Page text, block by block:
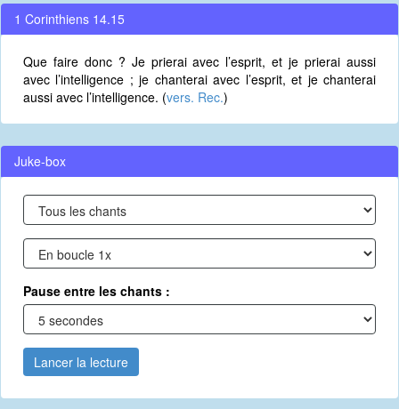
1 Corinthiens 14.15
Que faire donc ? Je prierai avec l’esprit, et je prierai aussi
avec l’intelligence ; je chanterai avec l’esprit, et je chanterai
aussi avec l’intelligence. (vers. Rec.)
Juke-box
Pause entre les chants :
Lancer la lecture